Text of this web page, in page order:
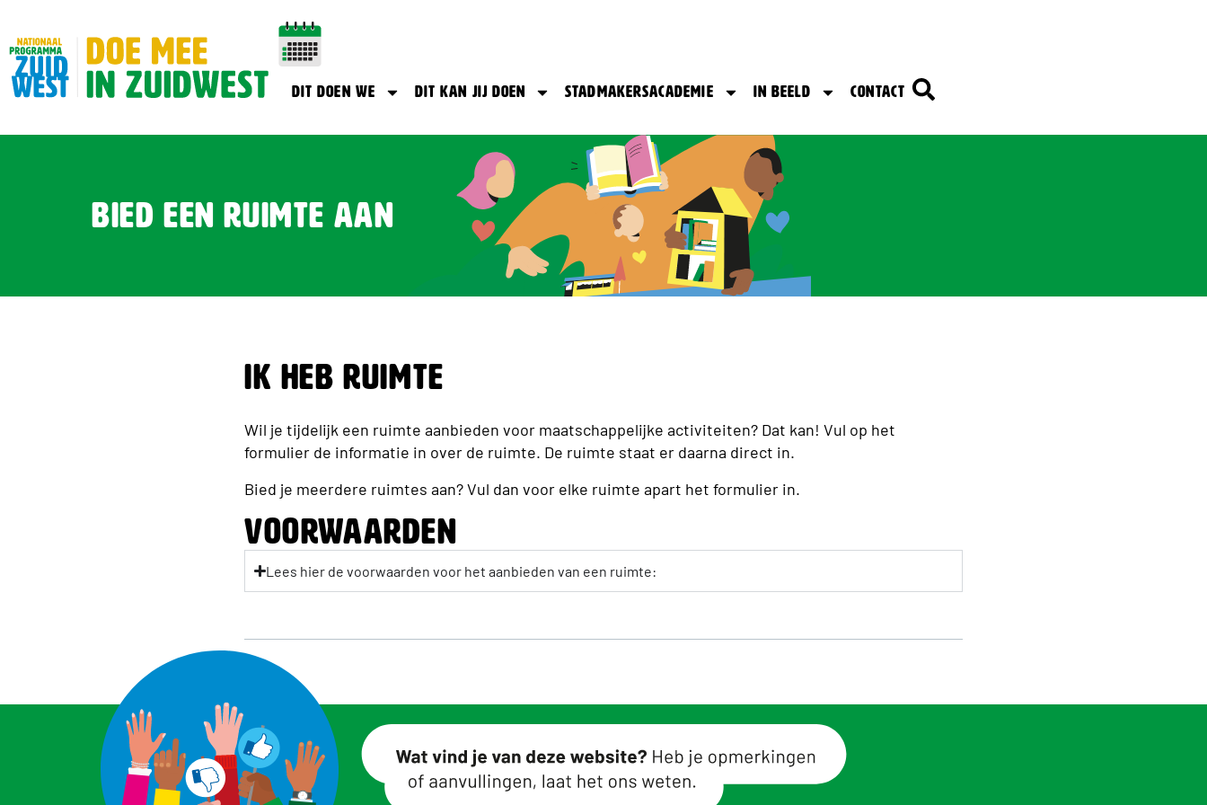
Dit doen we Dit kan jij doen Stadmakersacademie In beeld Contact
Bied een ruimte aan
Ik heb ruimte
Wil je tijdelijk een ruimte aanbieden voor maatschappelijke activiteiten? Dat kan! Vul op het
formulier de informatie in over de ruimte. De ruimte staat er daarna direct in.
Bied je meerdere ruimtes aan? Vul dan voor elke ruimte apart het formulier in.
Voorwaarden
Lees hier de voorwaarden voor het aanbieden van een ruimte: